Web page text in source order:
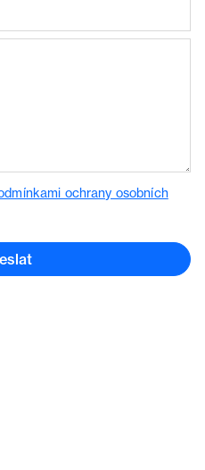
ochrany osobních